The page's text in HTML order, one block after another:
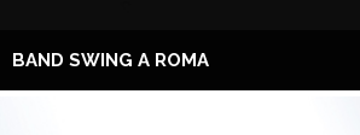
BAND SWING A ROMA